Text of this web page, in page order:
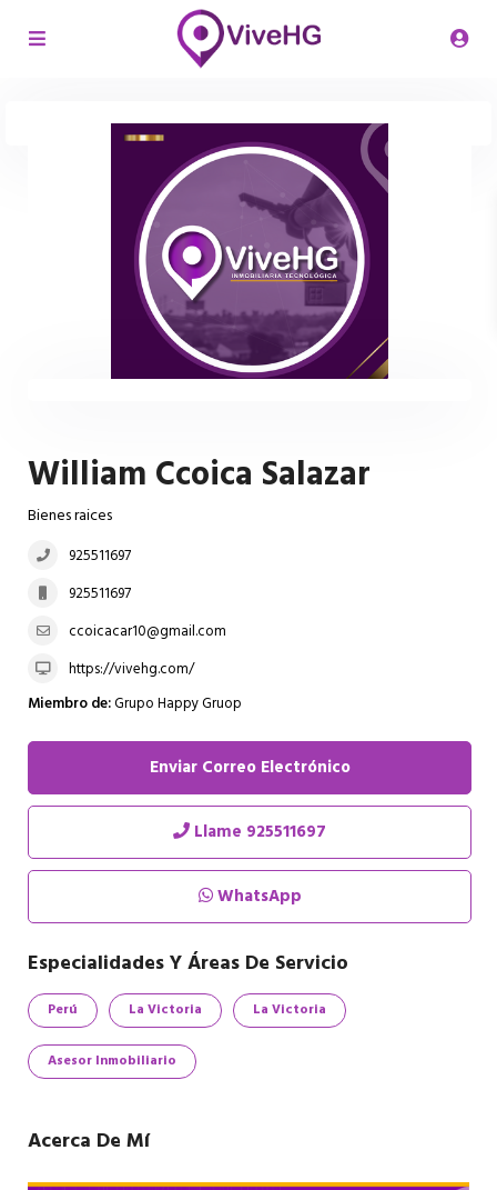
William Ccoica Salazar
Bienes raices
925511697
925511697
ccoicacar10@gmail.com
https://vivehg.com/
Miembro de:Grupo Happy Gruop
Enviar Correo Electrónico
Llame 925511697
WhatsApp
Especialidades Y Áreas De Servicio
Perú La Victoria La Victoria
Asesor Inmobiliario
Acerca De Mí